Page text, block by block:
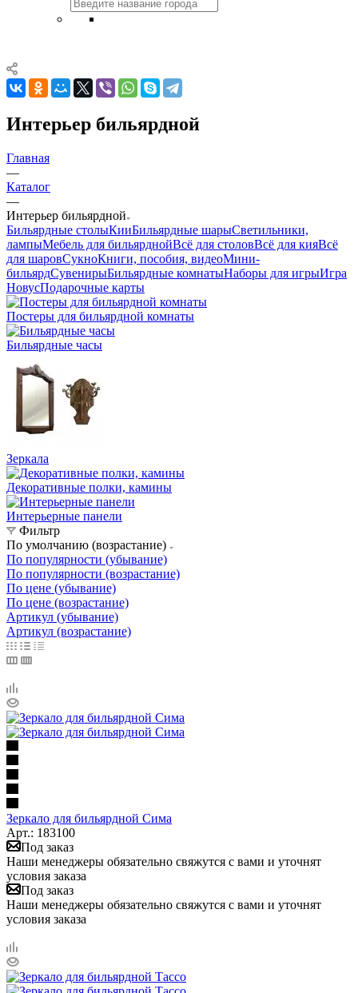
Интерьер бильярдной
Главная
—
Каталог
—
Интерьер бильярдной
Бильярдные столыКииБильярдные шарыСветильники,
лампыМебель для бильярднойВсё для столовВсё для кияВсё
для шаровСукноКниги, пособия, видеоМини-
бильярдСувенирыБильярдные комнатыНаборы для игрыИгра
НовусПодарочные карты
Постеры для бильярдной комнаты
Бильярдные часы
Зеркала
Декоративные полки, камины
Интерьерные панели
Фильтр
По умолчанию (возрастание)
По популярности (убывание)
По популярности (возрастание)
По цене (убывание)
По цене (возрастание)
Артикул (убывание)
Артикул (возрастание)
Зеркало для бильярдной Сима
Арт.: 183100
Под заказ
Наши менеджеры обязательно свяжутся с вами и уточнят
условия заказа
Под заказ
Наши менеджеры обязательно свяжутся с вами и уточнят
условия заказа